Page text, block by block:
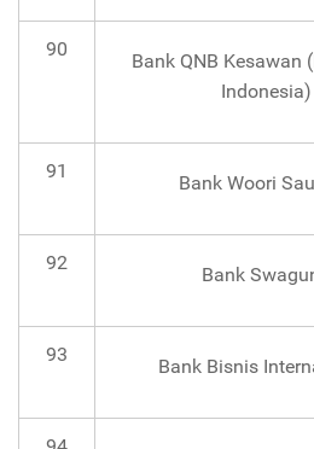
90
Bank QNB Kesawan
Indonesia)
91
Bank Woori
92
Bank
93
Bank Bisnis